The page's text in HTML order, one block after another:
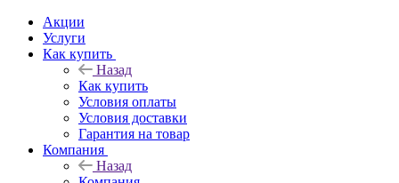
Акции
Услуги
Как купить
Назад
Как купить
Условия оплаты
Условия доставки
Гарантия на товар
Компания
Назад